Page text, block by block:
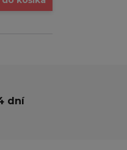
dní